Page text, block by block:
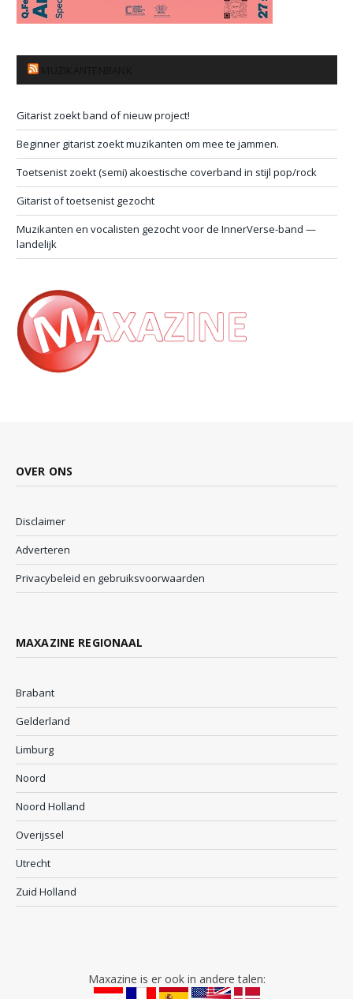
Gitarist zoekt band of nieuw project!
Beginner gitarist zoekt muzikanten om mee te jammen.
Toetsenist zoekt (semi) akoestische coverband in stijl pop/rock
Gitarist of toetsenist gezocht
Muzikanten en vocalisten gezocht voor de InnerVerse-band —
landelijk
OVER ONS
Disclaimer
Adverteren
Privacybeleid en gebruiksvoorwaarden
MAXAZINE REGIONAAL
Brabant
Gelderland
Limburg
Noord
Noord Holland
Overijssel
Utrecht
Zuid Holland
Maxazine is er ook in andere talen: